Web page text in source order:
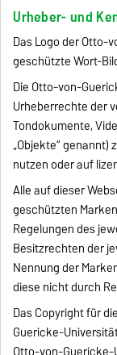
Urheber- und
Das Logo der Otto-
geschützte Wort-
Die Otto-von-
Urheberrechte der
Tondokumente,
„Objekte“
nutzen oder auf
Alle auf dieser
geschützten
Regelungen des
Besitzrechten der
Nennung der
diese nicht durch
Das Copyright für
Guericke-